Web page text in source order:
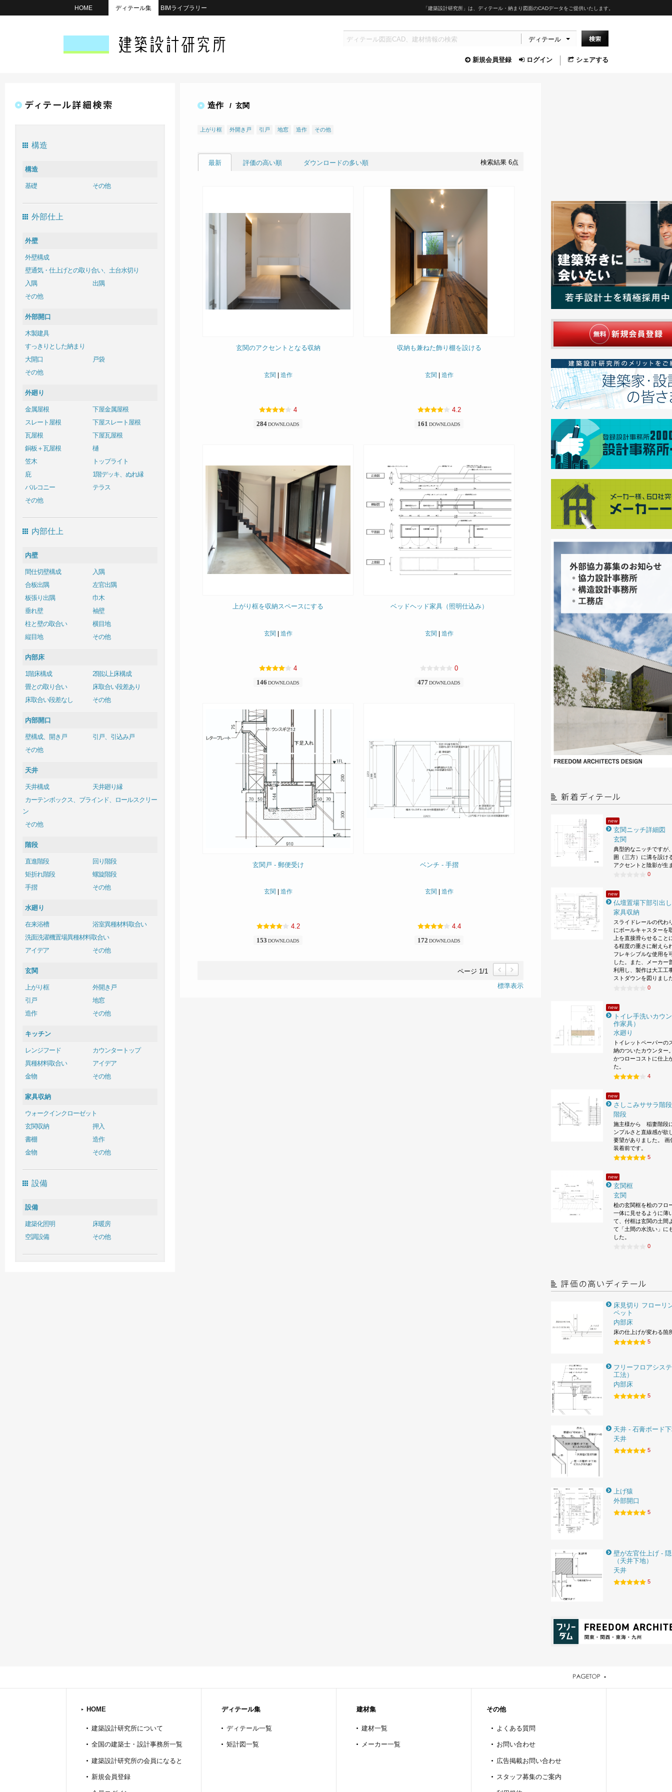
「建築設計研究所」は、ディテール・納まり図面のCADデータをご提供いたします。
HOME ディテール集 BIMライブラリー
ディテール
新規会員登録 ログイン シェアする
構造
構造
基礎 その他
外部仕上
外壁
外壁構成
壁通気・仕上げとの取り合い、土台水切り
入隅
出隅
その他
外部開口
木製建具
すっきりとした納まり
大開口
戸袋
その他
外廻り
金属屋根
下屋金属屋根
スレート屋根
下屋スレート屋根
瓦屋根
下屋瓦屋根
銅板＋瓦屋根
樋
笠木
トップライト
庇
1階デッキ、ぬれ縁
バルコニー
テラス
その他
内部仕上
内壁
間仕切壁構成
入隅
合板出隅
左官出隅
板張り出隅
巾木
垂れ壁
袖壁
柱と壁の取合い
横目地
縦目地
その他
内部床
1階床構成
2階以上床構成
畳との取り合い
床取合い段差あり
床取合い段差なし
その他
内部開口
壁構成、開き戸
引戸、引込み戸
その他
天井
天井構成
天井廻り縁
カーテンボックス、ブラインド、ロールスクリー
ン
その他
階段
直進階段
回り階段
矩折れ階段
螺旋階段
手摺
その他
水廻り
在来浴槽
浴室異種材料取合い
洗面洗濯機置場異種材料取合い
アイデア
その他
玄関
上がり框
外開き戸
引戸
地窓
造作
その他
キッチン
レンジフード
カウンタートップ
異種材料取合い
アイデア
金物
その他
家具収納
ウォークインクローゼット
玄関収納
押入
書棚
造作
金物
その他
設備
設備
建築化照明
床暖房
空調設備
その他
new
玄関ニッチ詳細図
玄関
典型的なニッチですが
囲（三方）に溝を設け
アクセントと陰影が生
0
new
仏壇置場下部引出
家具収納
スライドレールの代わ
にボールキャスターを
上を直接滑らせること
る程度の重さに耐えら
フレキシブルな使用を
した。また、メーカー
利用し、製作は大工工
ストダウンを図りまし
0
new
トイレ手洗いカウ
作家具）
水廻り
トイレットペーパーの
納のついたカウンター
かつローコストに仕上
た。
4
new
さしこみササラ階段
階段
施主様から 稲妻階段
ンプルさと直線感が
要望がありました。 画
装着前です。
5
new
玄関框
玄関
桧の玄関框を桧のフロ
一体に見せるように薄
て、付框は玄関の土間
て「土間の水洗い」に
した。
0
床見切り フローリ
ペット
内部床
床の仕上げが変わる箇
5
フリーフロアシス
工法）
内部床
5
天井 - 石膏ボード
天井
5
上げ猿
外部開口
5
壁が左官仕上げ -
（天井下地）
天井
5
造作/ 玄関
上がり框 外開き戸 引戸 地窓 造作 その他
最新 評価の高い順 ダウンロードの多い順 検索結果 6点
玄関のアクセントとなる収納
玄関| 造作
4
284 DOWNLOADS
収納も兼ねた飾り棚を設ける
玄関| 造作
4.2
161 DOWNLOADS
上がり框を収納スペースにする
玄関| 造作
4
146 DOWNLOADS
ベッドヘッド家具（照明仕込み）
玄関| 造作
0
477 DOWNLOADS
玄関戸 - 郵便受け
玄関 造作
4.2
153 DOWNLOADS
ベンチ - 手摺
玄関 造作
4.4
172 DOWNLOADS
ページ 1/1
前
次
標準表示
HOME
建築設計研究所について
全国の建築士・設計事務所一覧
建築設計研究所の会員になると
新規会員登録
ディテール集
ディテール一覧
矩計図一覧
建材集
建材一覧
メーカー一覧
その他
よくある質問
お問い合わせ
広告掲載お問い合わせ
スタッフ募集のご案内